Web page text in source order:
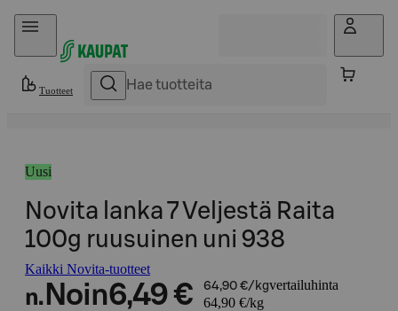
Hyppää sisältöön
Tuotteet
Uusi
Novita lanka 7 Veljestä Raita
100g ruusuinen uni 938
Kaikki Novita-tuotteet
n. Noin6,49 € 64,90 €/kgvertailuhinta
64,90 €/kg